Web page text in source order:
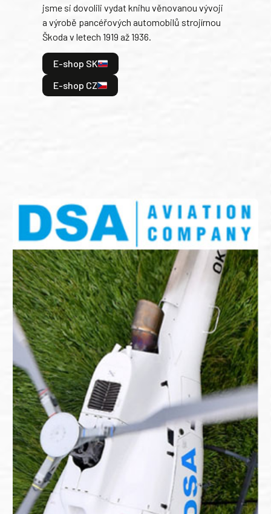
jsme si dovolili vydat knihu věnovanou vývoji
a výrobě pancéřových automobilů strojírnou
Škoda v letech 1919 až 1936.
E-shop SK
E-shop CZ